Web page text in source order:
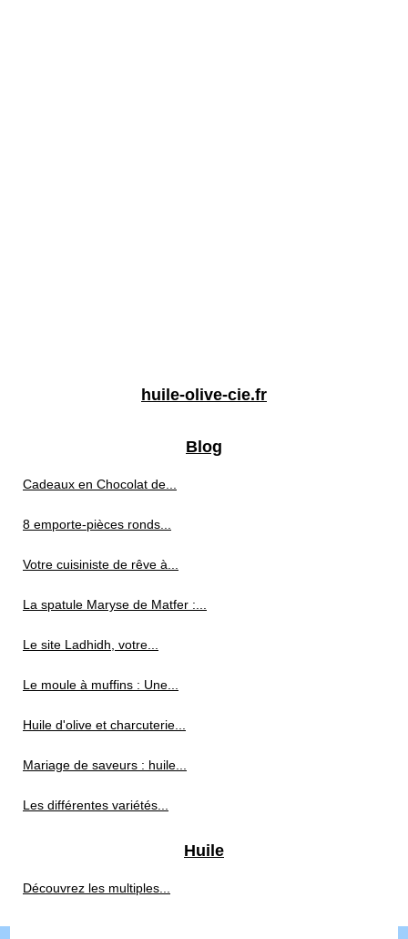
huile-olive-cie.fr
Blog
Cadeaux en Chocolat de...
8 emporte-pièces ronds...
Votre cuisiniste de rêve à...
La spatule Maryse de Matfer :...
Le site Ladhidh, votre...
Le moule à muffins : Une...
Huile d'olive et charcuterie...
Mariage de saveurs : huile...
Les différentes variétés...
Huile
Découvrez les multiples...